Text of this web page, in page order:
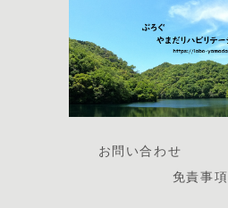
お問い合わせ
免責事項